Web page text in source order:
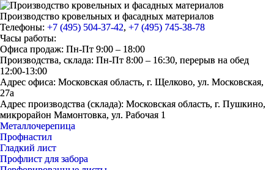
Производство кровельных и фасадных материалов
Телефоны: +7 (495) 504-37-42, +7 (495) 745-38-78
Часы работы:
Офиса продаж: Пн-Пт 9:00 – 18:00
Производства, склада: Пн-Пт 8:00 – 16:30, перерыв на обед
12:00-13:00
Адрес офиса: Московская область, г. Щелково, ул. Московская,
27а
Адрес производства (склада): Московская область, г. Пушкино,
микрорайон Мамонтовка, ул. Рабочая 1
Металлочерепица
Профнастил
Гладкий лист
Профлист для забора